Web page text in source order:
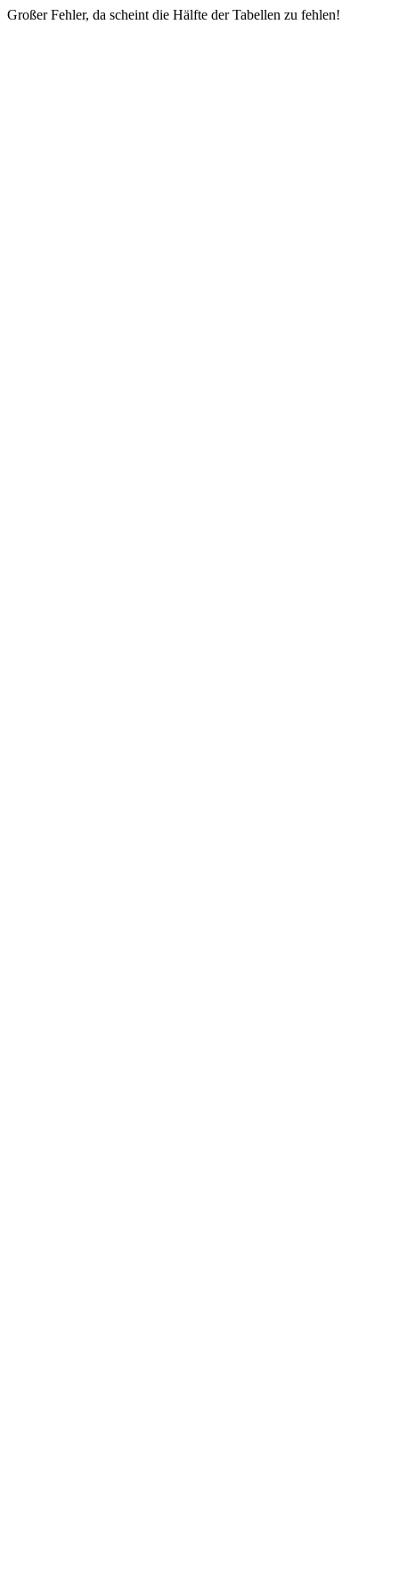
Großer Fehler, da scheint die Hälfte der Tabellen zu fehlen!